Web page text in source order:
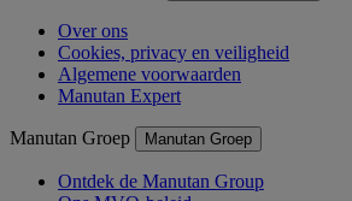
Over ons
Cookies, privacy en veiligheid
Algemene voorwaarden
Manutan Expert
Manutan Groep Manutan Groep
Ontdek de Manutan Group